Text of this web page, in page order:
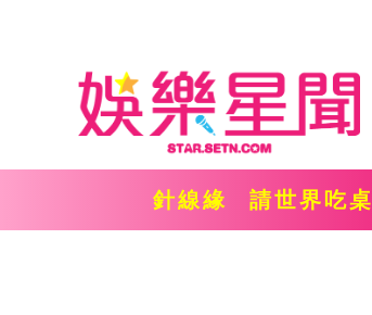
針線緣 請世界吃桌